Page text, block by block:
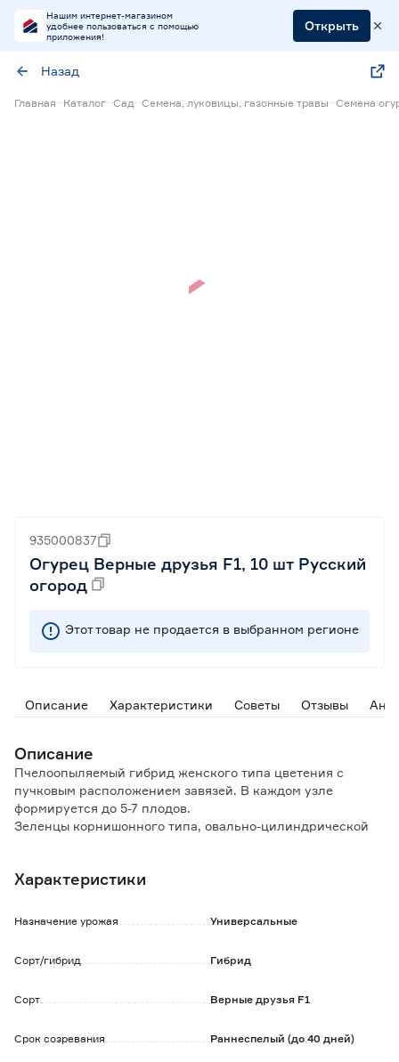
Нашим интернет-магазином
удобнее пользоваться с помощью
приложения!
Открыть
Назад
Главная Каталог Сад Семена, луковицы, газонные травы Семена
935000837
Огурец Верные друзья F1, 10 шт Русский
огород
Этот товар не продается в выбранном регионе
Описание Характеристики Советы Отзывы
Описание
Пчелоопыляемый гибрид женского типа цветения с
пучковым расположением завязей. В каждом узле
формируется до 5-7 плодов.
Зеленцы корнишонного типа, овально-цилиндрической
открытого грунта.
схему посадки или разместить на одной грядке
Устойчив к различным болезням огурца. Гарантирует
условий.
Характеристики
Назначение урожая Универсальные
Сорт/гибрид Гибрид
Сорт Верные друзья F1
Срок созревания Раннеспелый (до 40 дней)